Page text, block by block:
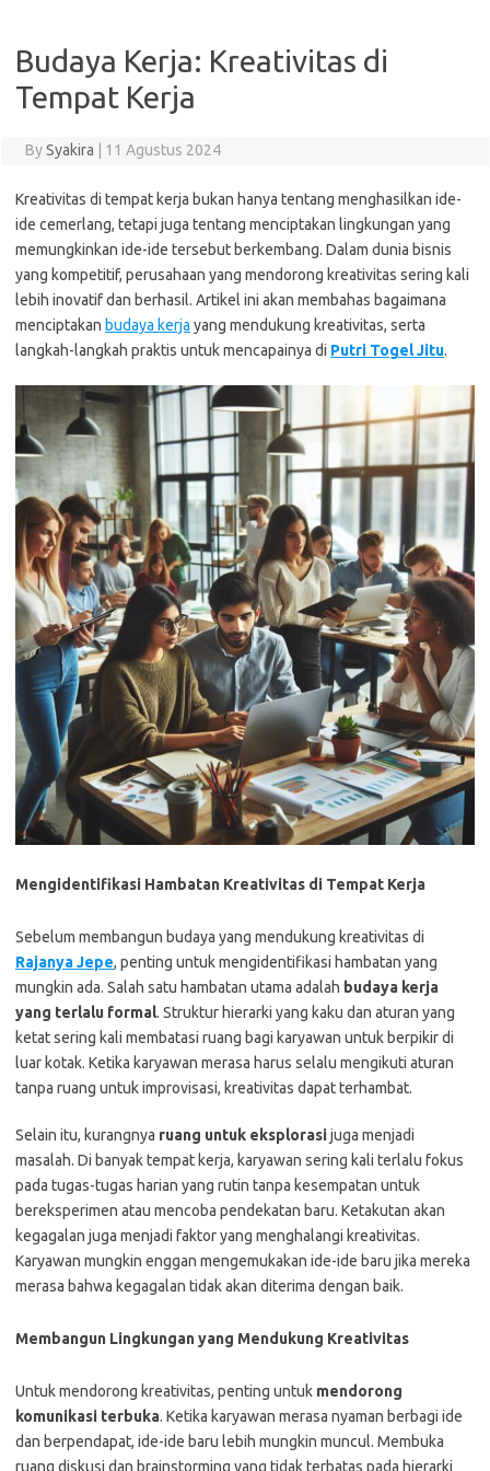
Budaya Kerja: Kreativitas di
Tempat Kerja
BySyakira 11 Agustus 2024
Kreativitas di tempat kerja bukan hanya tentang menghasilkan ide-
ide cemerlang, tetapi juga tentang menciptakan lingkungan yang
memungkinkan ide-ide tersebut berkembang. Dalam dunia bisnis
yang kompetitif, perusahaan yang mendorong kreativitas sering kali
lebih inovatif dan berhasil. Artikel ini akan membahas bagaimana
menciptakan budaya kerja yang mendukung kreativitas, serta
langkah-langkah praktis untuk mencapainya di Putri Togel Jitu.
Mengidentifikasi Hambatan Kreativitas di Tempat Kerja
Sebelum membangun budaya yang mendukung kreativitas di
Rajanya Jepe, penting untuk mengidentifikasi hambatan yang
mungkin ada. Salah satu hambatan utama adalah budaya kerja
yang terlalu formal. Struktur hierarki yang kaku dan aturan yang
ketat sering kali membatasi ruang bagi karyawan untuk berpikir di
luar kotak. Ketika karyawan merasa harus selalu mengikuti aturan
tanpa ruang untuk improvisasi, kreativitas dapat terhambat.
Selain itu, kurangnya ruang untuk eksplorasijuga menjadi
masalah. Di banyak tempat kerja, karyawan sering kali terlalu fokus
pada tugas-tugas harian yang rutin tanpa kesempatan untuk
bereksperimen atau mencoba pendekatan baru. Ketakutan akan
kegagalan juga menjadi faktor yang menghalangi kreativitas.
Karyawan mungkin enggan mengemukakan ide-ide baru jika mereka
merasa bahwa kegagalan tidak akan diterima dengan baik.
Membangun Lingkungan yang Mendukung Kreativitas
Untuk mendorong kreativitas, penting untuk mendorong
komunikasi terbuka. Ketika karyawan merasa nyaman berbagi ide
dan berpendapat, ide-ide baru lebih mungkin muncul. Membuka
ruang diskusi dan brainstorming yang tidak terbatas pada hierarki